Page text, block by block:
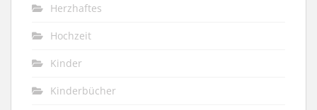
Herzhaftes
Hochzeit
Kinder
Kinderbücher